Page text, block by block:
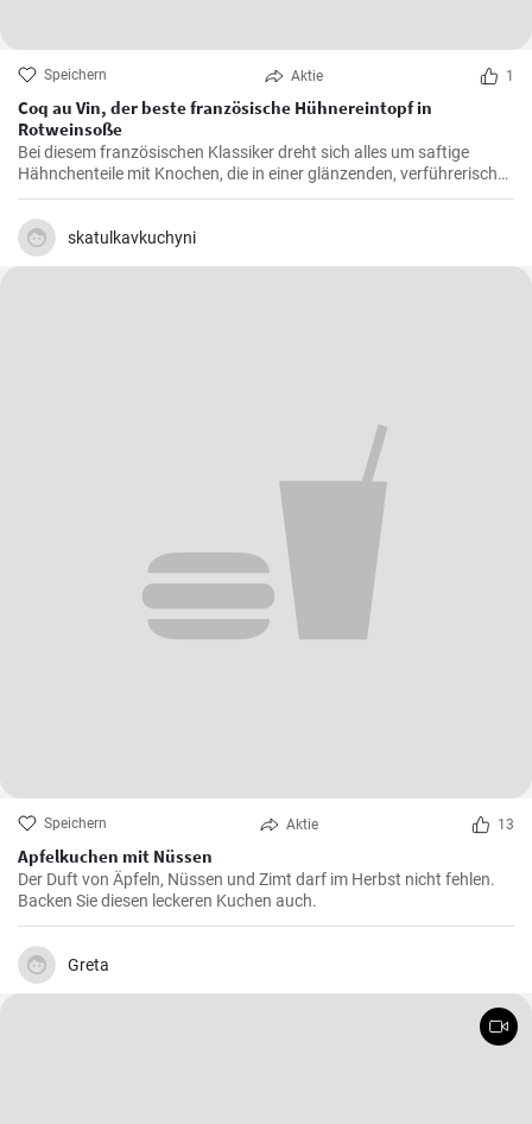
Speichern Aktie 1
Coq au Vin, der beste französische Hühnereintopf in
Rotweinsoße
Bei diesem französischen Klassiker dreht sich alles um saftige
Hähnchenteile mit Knochen, die in einer glänzenden, verführerisch
dunklen und reichhaltigen Rotweinsauce geschmort werden.
skatulkavkuchyni
Speichern Aktie 13
Apfelkuchen mit Nüssen
Der Duft von Äpfeln, Nüssen und Zimt darf im Herbst nicht fehlen.
Backen Sie diesen leckeren Kuchen auch.
Greta